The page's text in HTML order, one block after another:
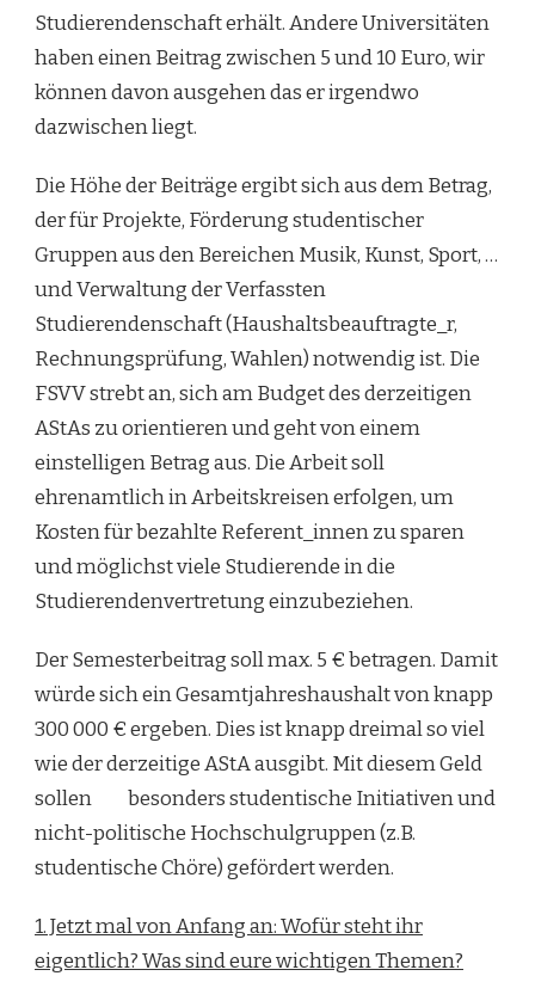
Studierendenschaft erhält. Andere Universitäten
haben einen Beitrag zwischen 5 und 10 Euro, wir
können davon ausgehen das er irgendwo
dazwischen liegt.
Die Höhe der Beiträge ergibt sich aus dem Betrag,
der für Projekte, Förderung studentischer
Gruppen aus den Bereichen Musik, Kunst, Sport, …
und Verwaltung der Verfassten
Studierendenschaft (Haushaltsbeauftragte_r,
Rechnungsprüfung, Wahlen) notwendig ist. Die
FSVV strebt an, sich am Budget des derzeitigen
AStAs zu orientieren und geht von einem
einstelligen Betrag aus. Die Arbeit soll
ehrenamtlich in Arbeitskreisen erfolgen, um
Kosten für bezahlte Referent_innen zu sparen
und möglichst viele Studierende in die
Studierendenvertretung einzubeziehen.
Der Semesterbeitrag soll max. 5 € betragen. Damit
würde sich ein Gesamtjahreshaushalt von knapp
300 000 € ergeben. Dies ist knapp dreimal so viel
wie der derzeitige AStA ausgibt. Mit diesem Geld
sollen besonders studentische Initiativen und
nicht-politische Hochschulgruppen (z.B.
studentische Chöre) gefördert werden.
1. Jetzt mal von Anfang an: Wofür steht ihr
eigentlich? Was sind eure wichtigen Themen?